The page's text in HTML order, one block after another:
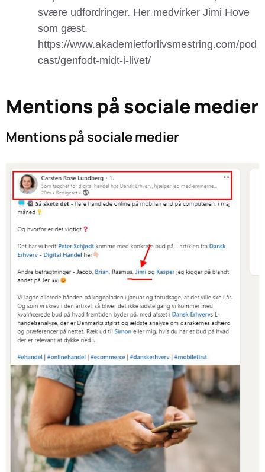
svære udfordringer. Her medvirker Jimi Hove
som gæst.
https://www.akademietforlivsmestring.com/pod
cast/genfodt-midt-i-livet/
Mentions på sociale medier
Mentions på sociale medier